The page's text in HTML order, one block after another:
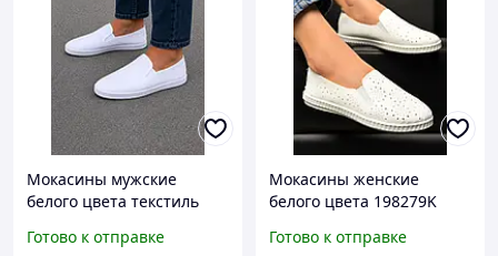
Мокасины мужские
белого цвета текстиль
Готово к отправке
Мокасины женские
белого цвета 198279K
Готово к отправке